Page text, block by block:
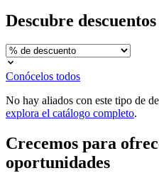
Descubre
Conócelos todos
No hay aliados con este tipo de
explora el catálogo completo.
Crecemos para
oportunidades